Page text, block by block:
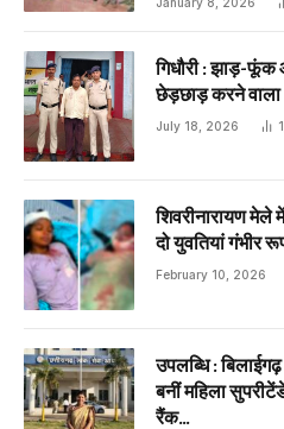
गिधौरी : झाड़-फूंक
छेड़छाड़ करने वाला
July 18, 2026
शिवरीनारायण
दो युवतियां गंभीर
February 10, 2026
उपलब्धि :
बनीं महिला
रैंक…